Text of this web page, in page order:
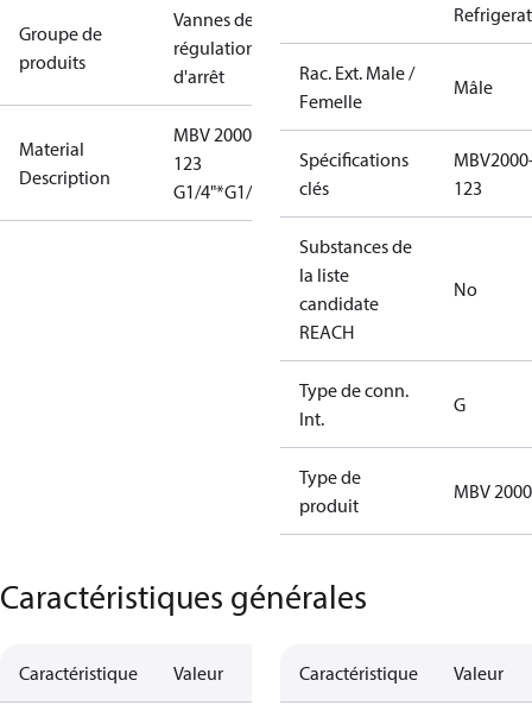
Groupe de
produits
Vannes de
régulation et
d'arrêt
Material
Description
MBV 2000
123
G1/4"*G1/2A"
Rac. Ext. Male /
Femelle
Mâle
Spécifications
clés
123
Substances de
la liste
candidate
REACH
No
Type de conn.
Int.
G
Type de
produit
MBV 2000
Caractéristiques générales
Caractéristique Valeur Caractéristique Valeur